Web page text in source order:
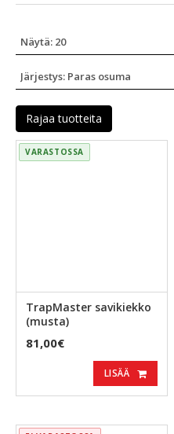
Rajaa tuotteita
VARASTOSSA
TrapMaster savikiekko
(musta)
81,00€
LISÄÄ